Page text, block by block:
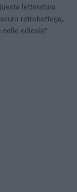
letteratura
retrobottega,
edicole”.